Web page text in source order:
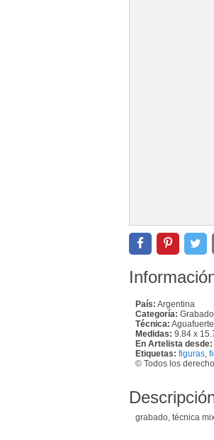
País: Argentina
Categoría:
Técnica: Aguafuerte
Medidas: 9.84 x
En Artelista desde:
Etiquetas: figuras
© Todos los
grabado, técnica